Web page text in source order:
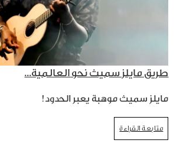
طريق مايلز سميث نحو العالمية...
مايلز سميث موهبة يعبر الحدود!
متابعة القراءة